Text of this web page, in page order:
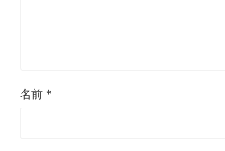
名前 *